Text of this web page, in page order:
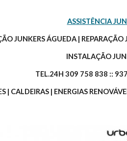
ASSISTÊNCIA
JUNKERS ÁGUEDA |
INSTALAÇÃO
TEL.24H 309 758 838 ::
| CALDEIRAS | ENERGIAS